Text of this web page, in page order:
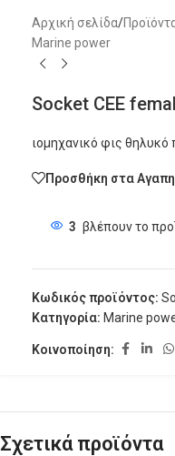
Αρχική σελίδα/
Marine power
Socket CEE
ιομηχανικό φις
Προσθήκη στα
3 βλέπουν το
Κωδικός προϊόντος:
Κατηγορία: Marine
Κοινοποίηση:
Σχετικά προϊόντα